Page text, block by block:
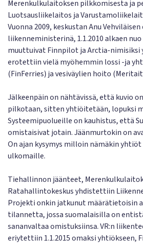
Merenkulkulaitoksen pilkkomisesta ja
Luotsausliikelaitos ja
Vuonna 2009, keskustan Anu
liikenneministerinä, 1.1.2010 alkaen
muuttuivat Finnpilot ja Arctia-nimisiksi
erotettiin vielä myöhemmin lossi -ja
(FinFerries) ja vesiväylien hoito
Jälkeenpäin on nähtävissä, että kuvio
pilkotaan, sitten yhtiöitetään, lopuksi
Systeemipuolueille on kauhistus, että
omistaisivat jotain. Jäänmurtokin on
On ajan kysymys milloin nämäkin yhtiöt
ulkomaille.
Tiehallinnon jäänteet,
Ratahallintokeskus yhdistettiin
Projekti onkin jatkunut määrätietoisin
tilannetta, jossa suomalaisilla on
sananvaltaa omistuksiinsa. VR:n
eriytettiin 1.1.2015 omaksi yhtiökseen,